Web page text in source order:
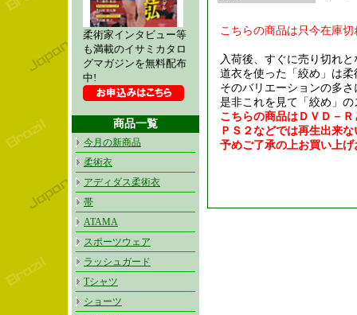
柔術家インタビュー等
も満載のイサミカタロ
グマガジンを無料配布
中!
商品一覧
今月の新商品
柔術衣
アディダス柔術衣
帯
ATAMA
スポーツウェア
ラッシュガード
Tシャツ
ショーツ
こちらの商品は只今在庫
入荷後、すぐに売り切れ
道衣を使った「絞め」は
そのバリエーションの多
是非これを見て「絞め」
こちらの商品はＤＶＤ－
ＰＳ２などでは再生出来
予めご了承の上お買い上